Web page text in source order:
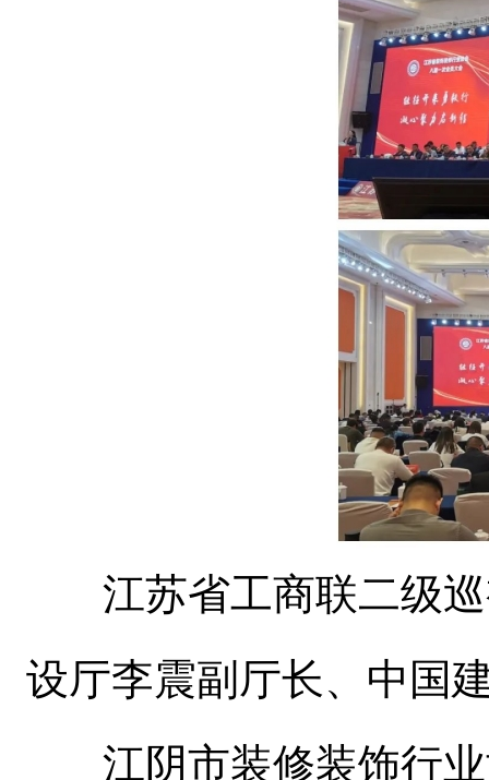
江苏省工商联二级巡
设厅李震副厅长、中国
江阴市装修装饰行业